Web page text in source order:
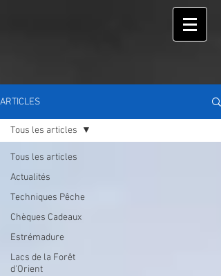
ARTICLES
Tous les articles
Actualités
Techniques Pêche
Chèques Cadeaux
Estrémadure
Lacs de la Forêt
d'Orient
Tous les articles